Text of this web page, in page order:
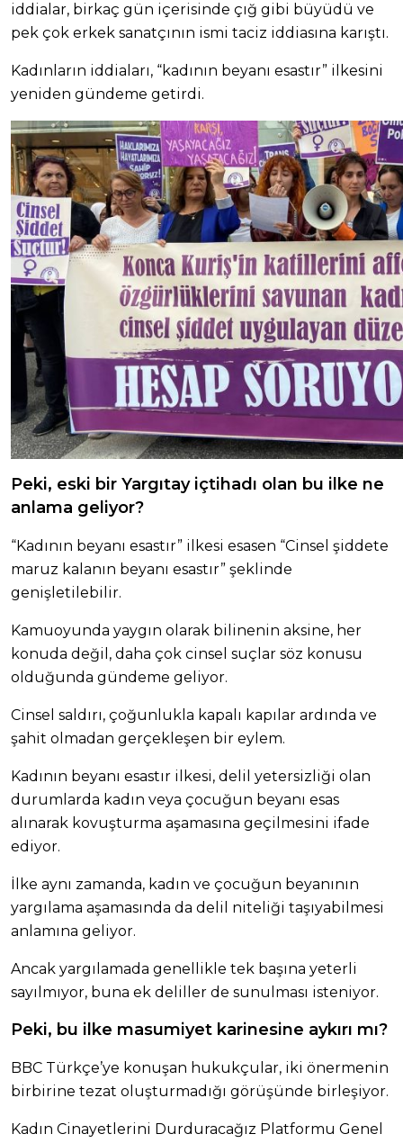
iddialar, birkaç gün içerisinde çığ gibi büyüdü ve
pek çok erkek sanatçının ismi taciz iddiasına karıştı.
Kadınların iddiaları, “kadının beyanı esastır” ilkesini
yeniden gündeme getirdi.
Peki, eski bir Yargıtay içtihadı olan bu ilke ne
anlama geliyor?
“Kadının beyanı esastır” ilkesi esasen “Cinsel şiddete
maruz kalanın beyanı esastır” şeklinde
genişletilebilir.
Kamuoyunda yaygın olarak bilinenin aksine, her
konuda değil, daha çok cinsel suçlar söz konusu
olduğunda gündeme geliyor.
Cinsel saldırı, çoğunlukla kapalı kapılar ardında ve
şahit olmadan gerçekleşen bir eylem.
Kadının beyanı esastır ilkesi, delil yetersizliği olan
durumlarda kadın veya çocuğun beyanı esas
alınarak kovuşturma aşamasına geçilmesini ifade
ediyor.
İlke aynı zamanda, kadın ve çocuğun beyanının
yargılama aşamasında da delil niteliği taşıyabilmesi
anlamına geliyor.
Ancak yargılamada genellikle tek başına yeterli
sayılmıyor, buna ek deliller de sunulması isteniyor.
Peki, bu ilke masumiyet karinesine aykırı mı?
BBC Türkçe’ye konuşan hukukçular, iki önermenin
birbirine tezat oluşturmadığı görüşünde birleşiyor.
Kadın Cinayetlerini Durduracağız Platformu Genel